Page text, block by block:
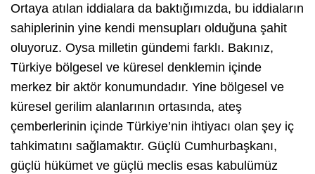
Ortaya atılan iddialara da baktığımızda, bu iddiaların
sahiplerinin yine kendi mensupları olduğuna şahit
oluyoruz. Oysa milletin gündemi farklı. Bakınız,
Türkiye bölgesel ve küresel denklemin içinde
merkez bir aktör konumundadır. Yine bölgesel ve
küresel gerilim alanlarının ortasında, ateş
çemberlerinin içinde Türkiye’nin ihtiyacı olan şey iç
tahkimatını sağlamaktır. Güçlü Cumhurbaşkanı,
güçlü hükümet ve güçlü meclis esas kabulümüz